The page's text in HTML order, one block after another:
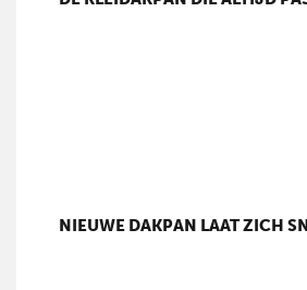
NIEUWE DAKPAN LAAT ZICH